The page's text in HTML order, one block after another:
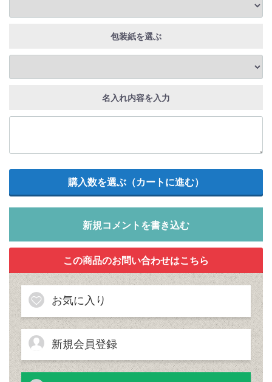
包装紙を選ぶ
名入れ内容を入力
新規コメントを書き込む
お気に入り
新規会員登録